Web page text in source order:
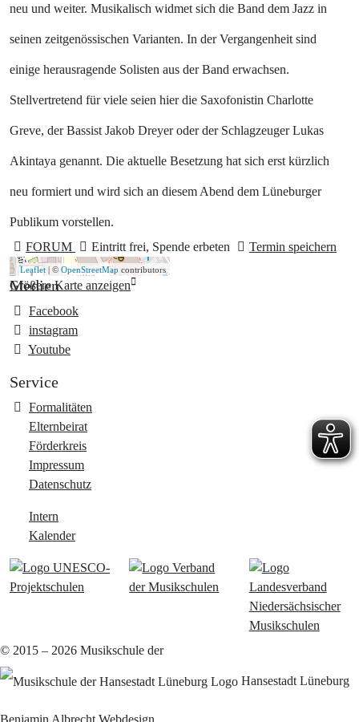
neu und weiter. Musikalisch widmet sich die Band dem Jazz in
seinen zeitgenössischen Varianten. In der Vergangenheit sind
einige herausragende Solisten aus der Band erwachsen.
Stellvertretend für viele seien hier die Saxofonistin Charlotte
Greve, der Bassist Jakob Dreyer oder der Schlagzeuger Lukas
Akintaya genannt. Die aktuelle Besetzung hat sich erst kürzlich
neu formiert und wird sich an diesem Abend dem Lüneburger
Publikum vorstellen.
FORUM
Eintritt frei, Spende erbeten Termin speichern
+
−
Leaflet | © OpenStreetMap contributors
Größere Karte anzeigen
Medien
Facebook
instagram
Youtube
Service
Formalitäten
Elternbeirat
Förderkreis
Impressum
Datenschutz
Intern
Kalender
© 2015 – 2026 Musikschule der
Hansestadt Lüneburg